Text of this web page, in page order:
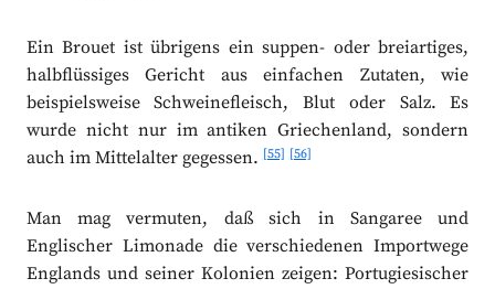
Ein Brouet ist übrigens ein suppen- oder breiartiges,
halbflüssiges Gericht aus einfachen Zutaten, wie
beispielsweise Schweinefleisch, Blut oder Salz. Es
wurde nicht nur im antiken Griechenland, sondern
auch im Mittelalter gegessen.[55] [56]
Man mag vermuten, daß sich in Sangaree und
Englischer Limonade die verschiedenen Importwege
Englands und seiner Kolonien zeigen: Portugiesischer